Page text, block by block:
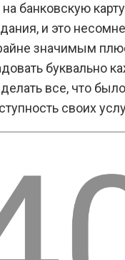
банковскую
и это
значимым
буквально
все, что
своих